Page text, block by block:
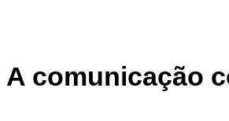
A comunicação